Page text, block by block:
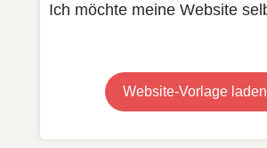
Ich möchte meine Website
Website-Vorlage laden